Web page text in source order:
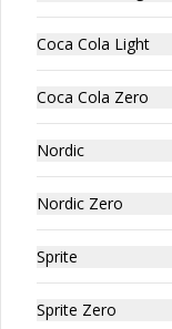
$12.990
$1.400
Coca Cola Light
Coca Cola Zero
Nordic
Nordic Zero
Sprite
Sprite Zero